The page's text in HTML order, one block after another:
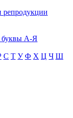
репродукции
буквы А-Я
С Т У Ф Х Ц Ч Ш